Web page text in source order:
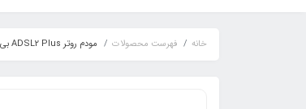
خانه فهرست محصولات مودم روتر ADSL2 Plus بی‌سیم N300 مدل گارانتی پارس ارتباطTP-LINK TD-W8961N